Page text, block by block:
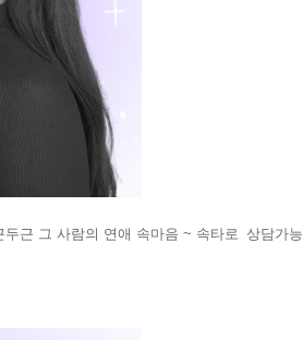
상담가능
근 그 사람의 연애 속마음 ~ 속타로